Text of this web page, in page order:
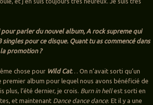
pour parler du nouvel album, A rock supreme qui
pour ce disque. Quant tu as commencé dans
promotion ?
chose pour Wild Cat… On n’avait sorti qu’un
premier album pour lequel nous avons bénéficié de
plus, l’été dernier, je crois. Burn in hellest sorti en
et maintenant Dance dance dance. Et il y a une